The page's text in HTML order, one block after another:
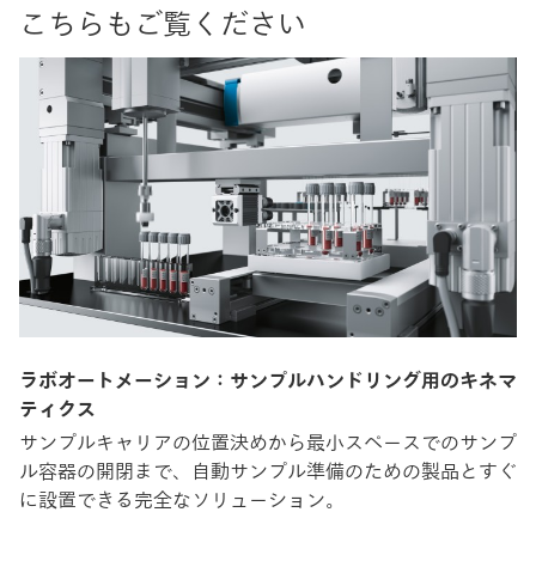
こちらもご覧ください
ラボオートメーション：サンプルハンドリング用のキネマ
ティクス
サンプルキャリアの位置決めから最小スペースでのサンプ
ル容器の開閉まで、自動サンプル準備のための製品とすぐ
に設置できる完全なソリューション。